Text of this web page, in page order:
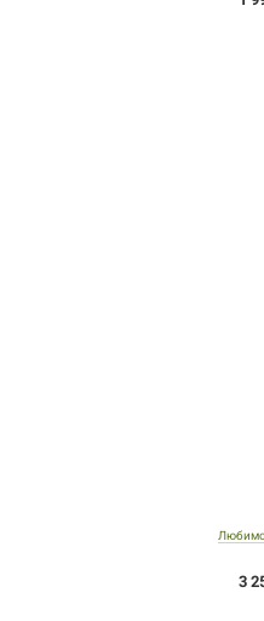
3